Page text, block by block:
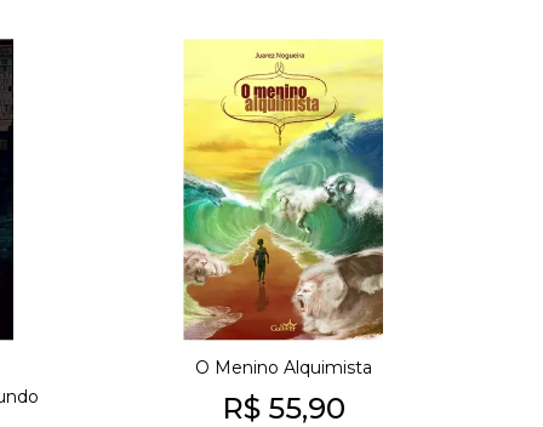
O Menino Alquimista
R$55,90